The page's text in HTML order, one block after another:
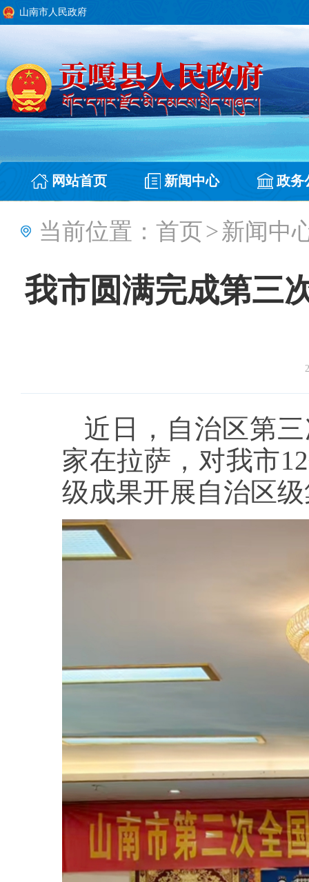
山南市人民政府
网站首页 新闻中心 政务
当前位置： 首页>新闻中
我市圆满完成第三
近日，自治区第
家在拉萨，对我市
级成果开展自治区